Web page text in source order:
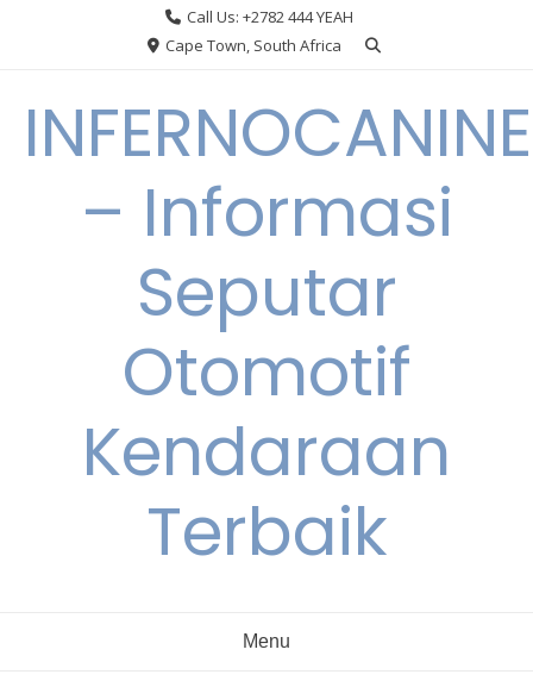
Call Us: +2782 444 YEAH
Cape Town, South Africa
INFERNOCANINE
– Informasi
Seputar
Otomotif
Kendaraan
Terbaik
Menu